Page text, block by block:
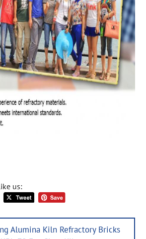
us:
Alumina Kiln Refractory Bricks